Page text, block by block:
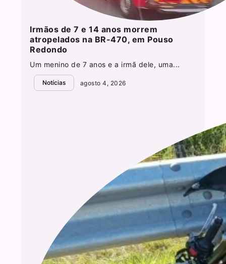
Irmãos de 7 e 14 anos morrem
atropelados na BR-470, em Pouso
Redondo
Um menino de 7 anos e a irmã dele, uma...
Notícias agosto 4, 2026